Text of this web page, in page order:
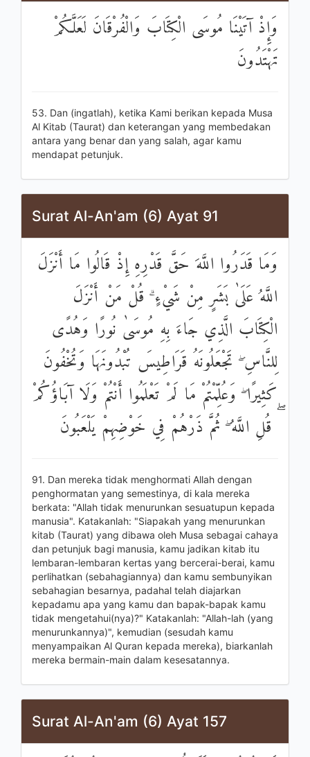
وَإِذْ آتَيْنَا مُوسَى الْكِتَابَ وَالْفُرْقَانَ لَعَلَّكُمْ
تَهْتَدُونَ
53. Dan (ingatlah), ketika Kami berikan kepada Musa
Al Kitab (Taurat) dan keterangan yang membedakan
antara yang benar dan yang salah, agar kamu
mendapat petunjuk.
Surat Al-An'am (6) Ayat 91
وَمَا قَدَرُوا اللَّهَ حَقَّ قَدْرِهِ إِذْ قَالُوا مَا أَنْزَلَ
اللَّهُ عَلَىٰ بَشَرٍ مِنْ شَيْءٍ ۗ قُلْ مَنْ أَنْزَلَ
الْكِتَابَ الَّذِي جَاءَ بِهِ مُوسَىٰ نُورًا وَهُدًى
لِلنَّاسِ ۖ تَجْعَلُونَهُ قَرَاطِيسَ تُبْدُونَهَا وَتُخْفُونَ
كَثِيرًا ۖ وَعُلِّمْتُمْ مَا لَمْ تَعْلَمُوا أَنْتُمْ وَلَا آبَاؤُكُمْ
ۖ قُلِ اللَّهُ ۖ ثُمَّ ذَرْهُمْ فِي خَوْضِهِمْ يَلْعَبُونَ
91. Dan mereka tidak menghormati Allah dengan
penghormatan yang semestinya, di kala mereka
berkata: "Allah tidak menurunkan sesuatupun kepada
manusia". Katakanlah: "Siapakah yang menurunkan
kitab (Taurat) yang dibawa oleh Musa sebagai cahaya
dan petunjuk bagi manusia, kamu jadikan kitab itu
lembaran-lembaran kertas yang bercerai-berai, kamu
perlihatkan (sebahagiannya) dan kamu sembunyikan
sebahagian besarnya, padahal telah diajarkan
kepadamu apa yang kamu dan bapak-bapak kamu
tidak mengetahui(nya)?" Katakanlah: "Allah-lah (yang
menurunkannya)", kemudian (sesudah kamu
menyampaikan Al Quran kepada mereka), biarkanlah
mereka bermain-main dalam kesesatannya.
Surat Al-An'am (6) Ayat 157